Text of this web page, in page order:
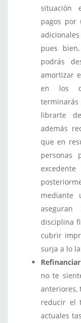
situación
pagos por
pues
podrás
amortizar
en los
terminarás
librarte
además
que en
personas
mediante
disciplina
cubrir
surja a lo
no te
anteriores,
reducir el
actuales